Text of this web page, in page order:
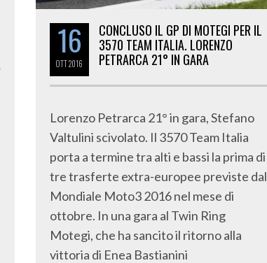
16
OTT2016
CONCLUSO IL GP DI MOTEGI PER IL
3570 TEAM ITALIA. LORENZO
PETRARCA 21° IN GARA
Lorenzo Petrarca 21° in gara, Stefano
Valtulini scivolato. Il 3570 Team Italia
porta a termine tra alti e bassi la prima di
tre trasferte extra-europee previste dal
Mondiale Moto3 2016 nel mese di
ottobre. In una gara al Twin Ring
Motegi, che ha sancito il ritorno alla
vittoria di Enea Bastianini